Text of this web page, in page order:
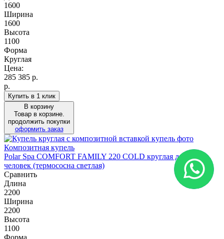
1600
Ширина
1600
Высота
1100
Форма
Круглая
Цена:
285 385 р.
р.
Купить в 1 клик
В корзину
Товар в корзине.
продолжить покупки
оформить заказ
Композитная купель
Polar Spa COMFORT FAMILY 220 COLD круглая для 6-8
человек (термососна светлая)
Сравнить
Длина
2200
Ширина
2200
Высота
1100
Форма